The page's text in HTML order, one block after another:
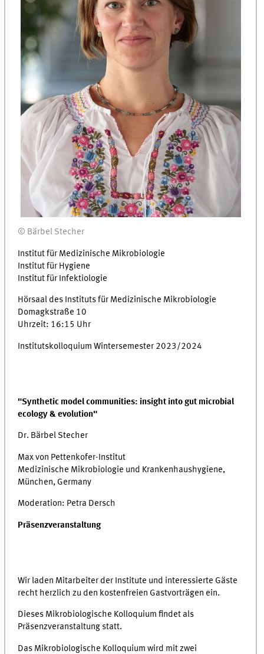
© Bärbel Stecher
Institut für Medizinische Mikrobiologie
Institut für Hygiene
Institut für Infektiologie
Hörsaal des Instituts für Medizinische Mikrobiologie
Domagkstraße 10
Uhrzeit: 16:15 Uhr
Institutskolloquium Wintersemester 2023/2024
"Synthetic model communities: insight into gut microbial
ecology & evolution"
Dr. Bärbel Stecher
Max von Pettenkofer-Institut
Medizinische Mikrobiologie und Krankenhaushygiene,
München, Germany
Moderation: Petra Dersch
Präsenzveranstaltung
Wir laden Mitarbeiter der Institute und interessierte Gäste
recht herzlich zu den kostenfreien Gastvorträgen ein.
Dieses Mikrobiologische Kolloquium findet als
Präsenzveranstaltung statt.
Das Mikrobiologische Kolloquium wird mit zwei